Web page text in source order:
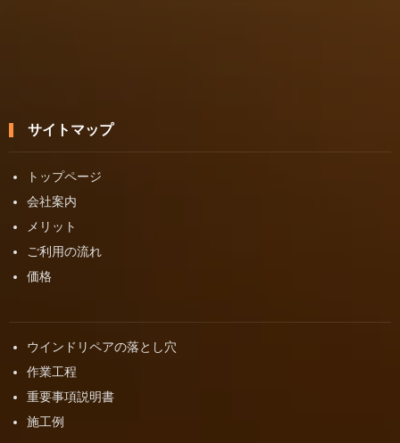
サイトマップ
トップページ
会社案内
メリット
ご利用の流れ
価格
ウインドリペアの落とし穴
作業工程
重要事項説明書
施工例